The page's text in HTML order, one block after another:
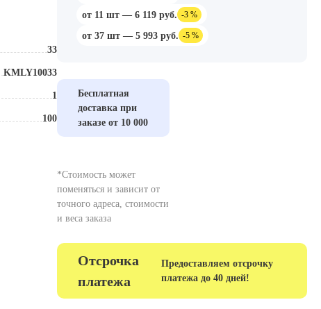
33
KMLY10033
1
100 Цвет
от 11 шт — 6 119 руб. -3 %
от 37 шт — 5 993 руб. -5 %
Бесплатная
доставка при
заказе от 10 000
*Стоимость может
поменяться и зависит от
точного адреса, стоимости
и веса заказа
Отсрочка
платежа
Предоставляем отсрочку
платежа до 40 дней!